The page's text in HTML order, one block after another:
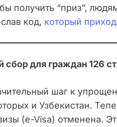
получить “приз”,
код, который
сбор для граждан 126
шаг к
и Узбекистан.
(e-Visa) отменена.